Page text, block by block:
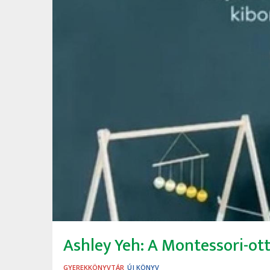
Ashley Yeh: A ​Montessori-
GYEREKKÖNYVTÁR ÚJ KÖNYV